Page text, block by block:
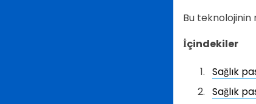
Bu teknolojinin
İçindekiler
Sağlık
Sağlık